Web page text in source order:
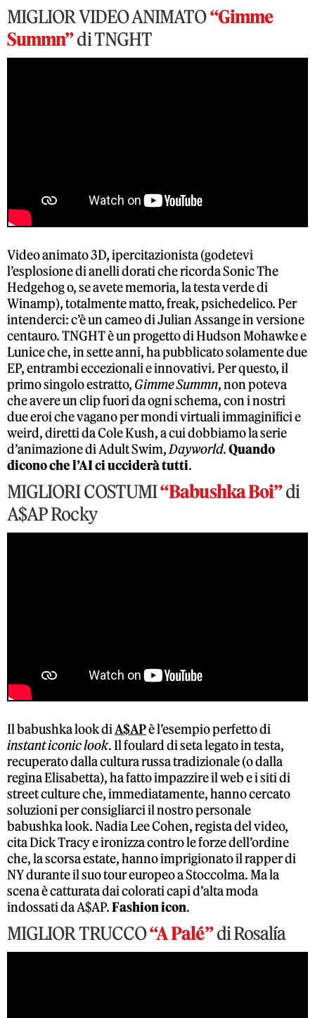
MIGLIOR VIDEO ANIMATO“Gimme
Summn”di TNGHT
Video animato 3D, ipercitazionista (godetevi
l’esplosione di anelli dorati che ricorda Sonic The
Hedgehog o, se avete memoria, la testa verde di
Winamp), totalmente matto, freak, psichedelico. Per
intenderci: c’è un cameo di Julian Assange in versione
centauro. TNGHT è un progetto di Hudson Mohawke e
Lunice che, in sette anni, ha pubblicato solamente due
EP, entrambi eccezionali e innovativi. Per questo, il
primo singolo estratto, Gimme Summn, non poteva
che avere un clip fuori da ogni schema, con i nostri
due eroi che vagano per mondi virtuali immaginifici e
weird, diretti da Cole Kush, a cui dobbiamo la serie
d’animazione di Adult Swim,Dayworld.Quando
dicono che l’AI ci ucciderà tutti.
MIGLIORI COSTUMI“Babushka Boi”di
A$AP Rocky
Il babushka look diA$APè l’esempio perfetto di
instant iconic look. Il foulard di seta legato in testa,
recuperato dalla cultura russa tradizionale (o dalla
regina Elisabetta), ha fatto impazzire il web e i siti di
street culture che, immediatamente, hanno cercato
soluzioni per consigliarci il nostro personale
babushka look. Nadia Lee Cohen, regista del video,
cita Dick Tracy e ironizza contro le forze dell’ordine
che, la scorsa estate, hanno imprigionato il rapper di
NY durante il suo tour europeo a Stoccolma. Ma la
scena è catturata dai colorati capi d’alta moda
indossati da A$AP.Fashion icon.
MIGLIOR TRUCCO“A Palé”di Rosalía